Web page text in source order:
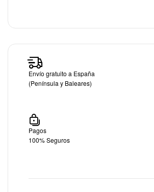
Envío gratuito a España
(Península y Baleares)
Pagos
100% Seguros